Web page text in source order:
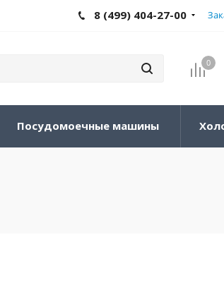
8 (499) 404-27-00
0
Посудомоечные машины